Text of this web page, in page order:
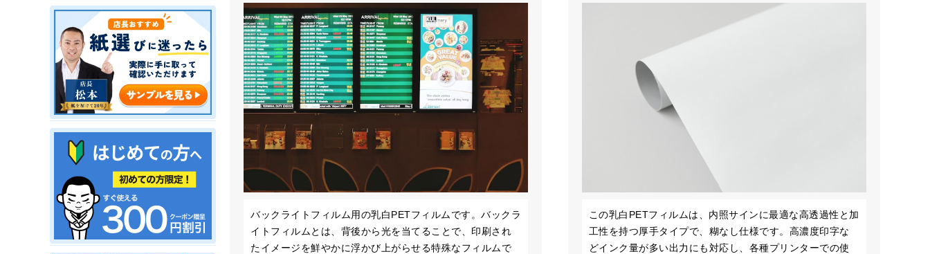
バックライトフィルム用の乳白PETフィルムです。バックラ
イトフィルムとは、背後から光を当てることで、印刷され
たイメージを鮮やかに浮かび上がらせる特殊なフィルムで
この乳白PETフィルムは、内照サインに最適な高透過性と加
工性を持つ厚手タイプで、糊なし仕様です。高濃度印字な
どインク量が多い出力にも対応し、各種プリンターでの使